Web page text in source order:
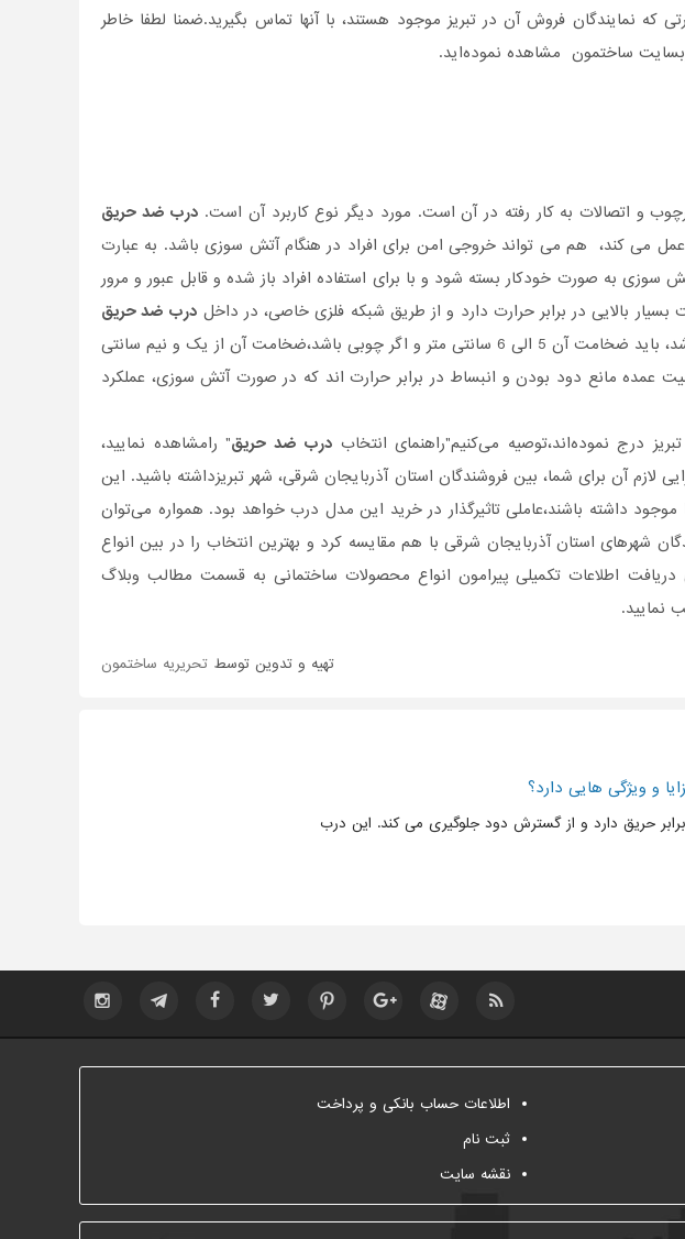
نمایندگان فروش آن در تبریز موجود هستند، با آنها تماس بگیرید.ضمنا لطفا خاطر
ساختمون مشاهده نموده‌اید.
و اتصالات به کار رفته در آن است. مورد دیگر نوع کاربرد آن است. درب ضد حریق
می کند، هم می تواند خروجی امن برای افراد در هنگام آتش سوزی باشد. به عبارت
سوزی به صورت خودکار بسته شود و با برای استفاده افراد باز شده و قابل عبور و مرور
بالایی در برابر حرارت دارد و از طریق شبکه فلزی خاصی، در داخل درب ضد حریق
ثابت نگه داشته می شود. اگر جنس روکش بیرونی در فلزی باشد، باید ضخامت آن 5 الی 6 سانتی متر و اگر چوبی باشد،ضخامت آن از یک و نیم سانتی
عمده مانع دود بودن و انبساط در برابر حرارت اند که در صورت آتش سوزی، عملکرد
درج نموده‌اند،توصیه می‌کنیم"راهنمای انتخاب درب ضد حریق" رامشاهده نمایید،
لازم آن برای شما، بین فروشندگان استان آذربایجان شرقی، شهر تبریزداشته باشید. این
موجود داشته باشند،عاملی تاثیر‌گذار در خرید این مدل درب خواهد بود. همواره می‌توان
شهرهای استان آذربایجان شرقی با هم مقایسه کرد و بهترین انتخاب را در بین انواع
دریافت اطلاعات تکمیلی پیرامون انواع محصولات ساختمانی به قسمت مطالب وبلاگ
نمایید.
تهیه و تدوین توسط تحریریه ساختمون
و ویژگی هایی دارد؟
حریق دارد و از گسترش دود جلوگیری می کند. این درب
اطلاعات حساب بانکی و پرداخت
ثبت نام
نقشه سایت